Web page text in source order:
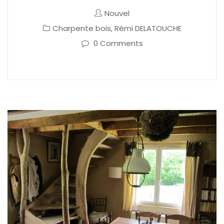
Nouvel
Charpente bois,Rémi DELATOUCHE
0 Comments